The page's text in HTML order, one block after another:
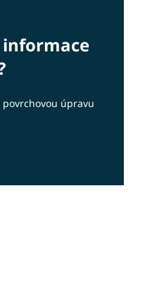
úpravu